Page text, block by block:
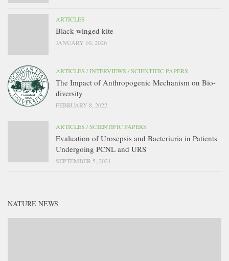
ARTICLES
Black-winged kite
JANUARY 10, 2026
ARTICLES /INTERVIEWS /SCIENTIFIC PAPERS
The Impact of Anthropogenic Mechanism on Bio-
diversity
FEBRUARY 8, 2022
ARTICLES /SCIENTIFIC PAPERS
Evaluation of Urosepsis and Bacteriuria in Patients
Undergoing PCNL and URS
SEPTEMBER 5, 2021
NATURE NEWS